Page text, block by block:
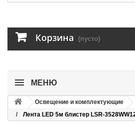
Корзина (пусто)
МЕНЮ
Освещение и комплектующие
Лента LED 5м блистер LSR-